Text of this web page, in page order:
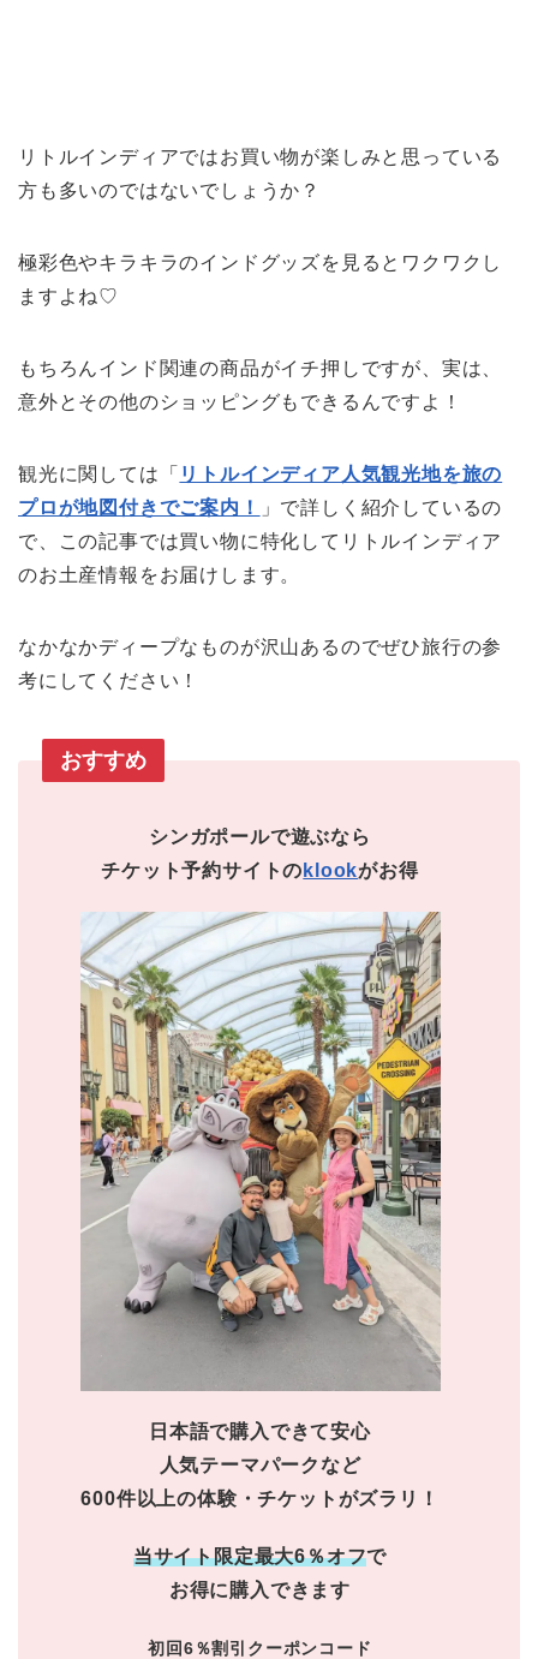
リトルインディアではお買い物が楽しみと思っている
方も多いのではないでしょうか？
極彩色やキラキラのインドグッズを見るとワクワクし
ますよね♡
もちろんインド関連の商品がイチ押しですが、実は、
意外とその他のショッピングもできるんですよ！
観光に関しては「 リトルインディア人気観光地を旅の
プロが地図付きでご案内！
」で詳しく紹介しているの
で、この記事では買い物に特化してリトルインディア
のお土産情報をお届けします。
なかなかディープなものが沢山あるのでぜひ旅行の参
考にしてください！
おすすめ
シンガポールで遊ぶなら
チケット予約サイトの klookがお得
日本語で購入できて安心
人気テーマパークなど
600件以上の体験・チケットがズラリ！
当サイト限定最大6％オフで
お得に購入できます
初回6％割引クーポンコード